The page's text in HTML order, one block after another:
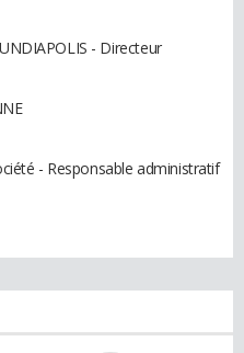
- Directeur
- Responsable administratif